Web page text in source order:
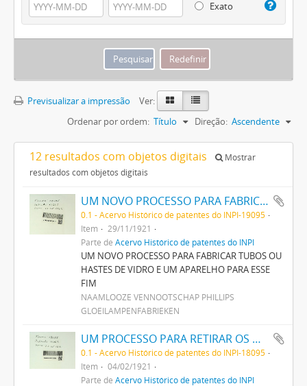
Exato
Previsualizar a impressão
Ver:
Ordenar por ordem: Título Direção: Ascendente
12 resultados com objetos digitais
Mostrar
resultados com objetos digitais
UM NOVO PROCESSO PARA FABRICAR TUBOS OU HASTES DE VIDRO E UM APPARELHO PARA ESSE FIM
0.1 - Acervo Histórico de patentes do INPI-19095
Item
29/11/1921
Parte de Acervo Histórico de patentes do INPI
UM NOVO PROCESSO PARA FABRICAR TUBOS OU
HASTES DE VIDRO E UM APARELHO PARA ESSE
FIM
NAAMLOOZE VENNOOTSCHAP PHILLIPS
GLOEILAMPENFABRIEKEN
UM PROCESSO PARA RETIRAR OS GAZES DELETERIOS DAS LAMPADAS ELECTRICAS DE INCANDESCENCIA
0.1 - Acervo Histórico de patentes do INPI-18095
Item
04/02/1921
Parte de Acervo Histórico de patentes do INPI